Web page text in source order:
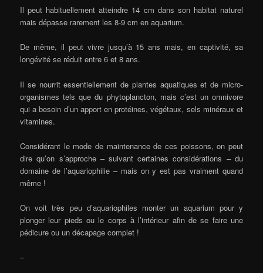
Il peut habituellement atteindre 14 cm dans son habitat naturel
mais dépasse rarement les 8-9 cm en aquarium.
De même, il peut vivre jusqu’à 15 ans mais, en captivité, sa
longévité se réduit entre 6 et 8 ans.
Il se nourrit essentiellement de plantes aquatiques et de micro-
organismes tels que du phytoplancton, mais c’est un omnivore
qui a besoin d’un apport en protéines, végétaux, sels minéraux et
vitamines.
Considérant le mode de maintenance de ces poissons, on peut
dire qu’on s’approche – suivant certaines considérations – du
domaine de l’aquariophilie – mais on y est pas vraiment quand
même !
On voit très peu d’aquariophiles monter un aquarium pour y
plonger leur pieds ou le corps à l’intérieur afin de se faire une
pédicure ou un décapage complet !
–